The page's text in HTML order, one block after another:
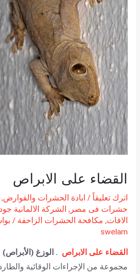
القضاء على الابراص
اترك تعليقاً / ابادة الحشرات والقوارض,
حشرات فى مصر , الشركة الالمانية
الافات, مكافحة الحشرات الزاحفة /
swelam
القضاء على الابراص . الوزغ (الأبراص)
مجموعة من الإجراءات الوقائية